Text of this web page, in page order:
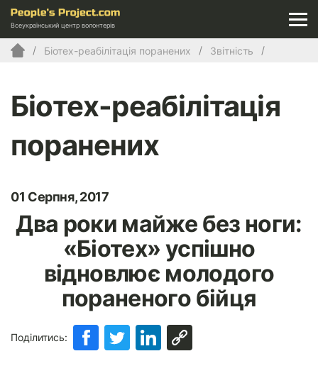
Всеукраїнський центр волонтерів
Біотех-реабілітація поранених Звітність
Біотех-реабілітація
поранених
01 Серпня, 2017
Два роки майже без ноги:
«Біотех» успішно
відновлює молодого
пораненого бійця
Поділитись: